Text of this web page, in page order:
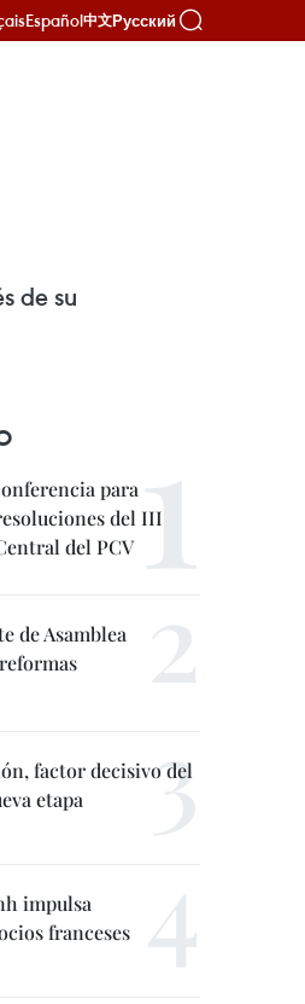
Español中文Русский
de su
para
del III
del PCV
de Asamblea
factor decisivo del
etapa
impulsa
franceses